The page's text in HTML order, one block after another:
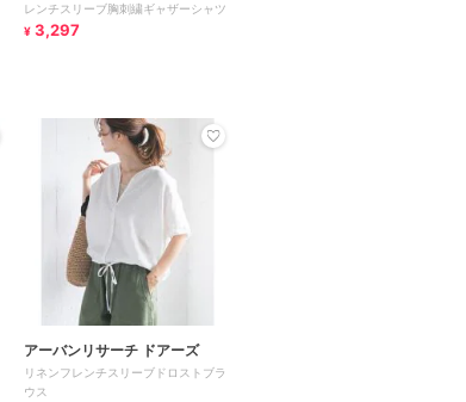
レンチスリーブ胸刺繍ギャザーシャツ
¥ 3,297
アーバンリサーチ ドアーズ
リネンフレンチスリーブドロストブラ
ウス